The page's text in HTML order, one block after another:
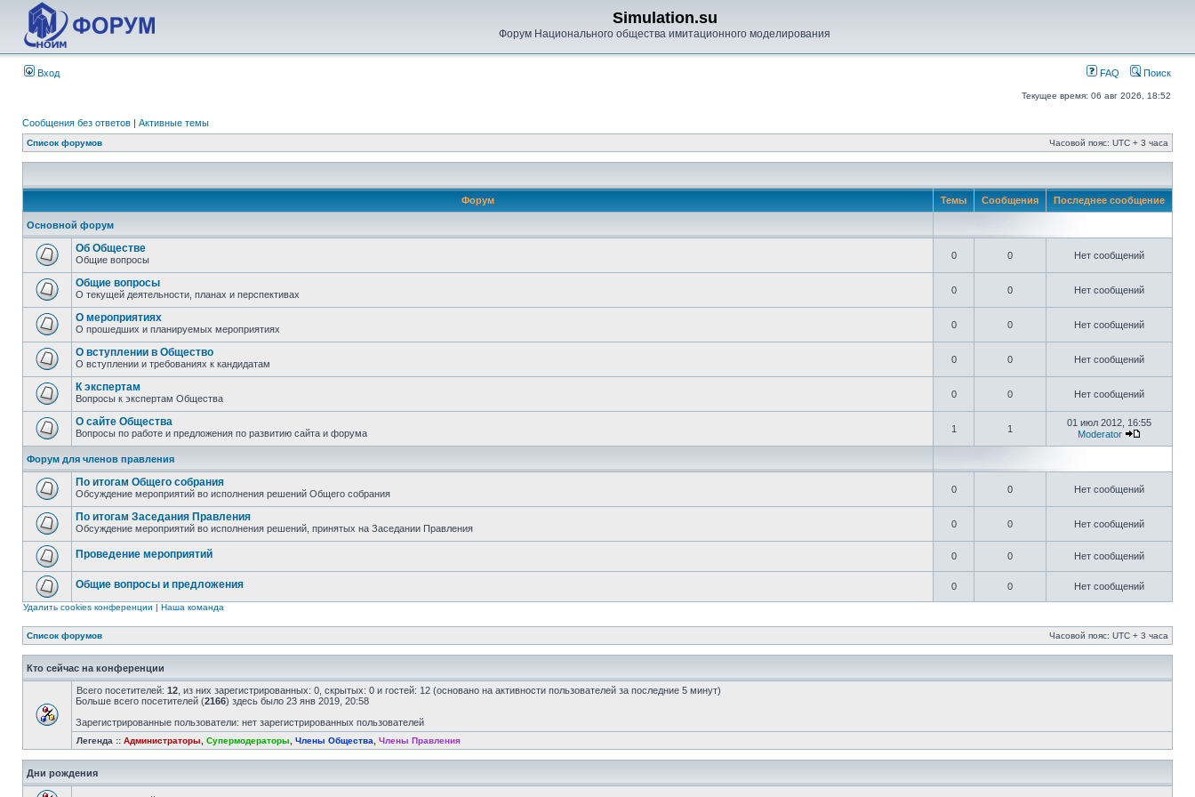
Simulation.su
Форум Национального общества имитационного моделирования
Вход FAQ Поиск
Текущее время: 06 авг 2026, 18:52
Сообщения без ответов | Активные темы
Список форумов Часовой пояс: UTC + 3 часа
Форум Темы Сообщения Последнее сообщение
Основной форум
Об Обществе
Общие вопросы 0 0 Нет сообщений
Общие вопросы
О текущей деятельности, планах и перспективах 0 0 Нет сообщений
О мероприятиях
О прошедших и планируемых мероприятиях 0 0 Нет сообщений
О вступлении в Общество
О вступлении и требованиях к кандидатам 0 0 Нет сообщений
К экспертам
Вопросы к экспертам Общества 0 0 Нет сообщений
О сайте Общества
Вопросы по работе и предложения по развитию сайта и форума 1 1
01 июл 2012, 16:55
Moderator
Форум для членов правления
По итогам Общего собрания
Обсуждение мероприятий во исполнения решений Общего собрания 0 0 Нет сообщений
По итогам Заседания Правления
Обсуждение мероприятий во исполнения решений, принятых на Заседании Правления 0 0 Нет сообщений
Проведение мероприятий 0 0 Нет сообщений
Общие вопросы и предложения 0 0 Нет сообщений
Удалить cookies конференции | Наша команда
Список форумов Часовой пояс: UTC + 3 часа
Кто сейчас на конференции
Всего посетителей: 12 , из них зарегистрированных: 0, скрытых: 0 и гостей: 12 (основано на активности пользователей за последние 5 минут)
Больше всего посетителей (2166) здесь было 23 янв 2019, 20:58
Зарегистрированные пользователи: нет зарегистрированных пользователей
Легенда :: Администраторы Супермодераторы Члены Общества Члены Правления
Дни рождения